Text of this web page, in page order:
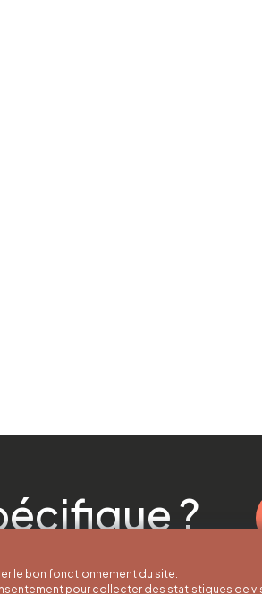
?
le bon fonctionnement du site.
pour collecter des statistiques de